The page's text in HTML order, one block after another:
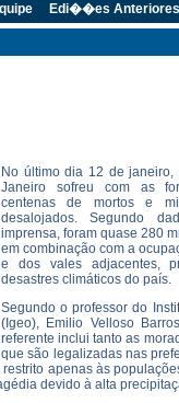
No último dia 12 de
Janeiro sofreu com as
centenas de mortos e
desalojados. Segundo
imprensa, foram quase 280
em combinação com a
e dos vales adjacentes,
desastres climáticos do país.
Segundo o professor do
(Igeo), Emilio Velloso
referente inclui tanto as
que são legalizadas nas
apenas às
devido à alta
Edi��es Anteriores